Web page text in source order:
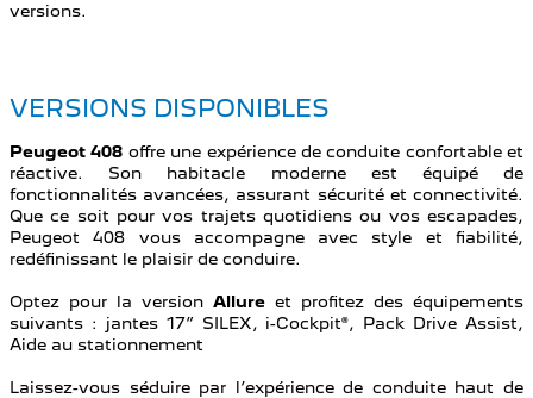
versions.
VERSIONS DISPONIBLES
Peugeot 408 offre une expérience de conduite confortable et
réactive. Son habitacle moderne est équipé de
fonctionnalités avancées, assurant sécurité et connectivité.
Que ce soit pour vos trajets quotidiens ou vos escapades,
Peugeot 408 vous accompagne avec style et fiabilité,
redéfinissant le plaisir de conduire.
Optez pour la version Allure et profitez des équipements
suivants : jantes 17” SILEX, i-Cockpit®, Pack Drive Assist,
Aide au stationnement
Laissez-vous séduire par l’expérience de conduite haut de